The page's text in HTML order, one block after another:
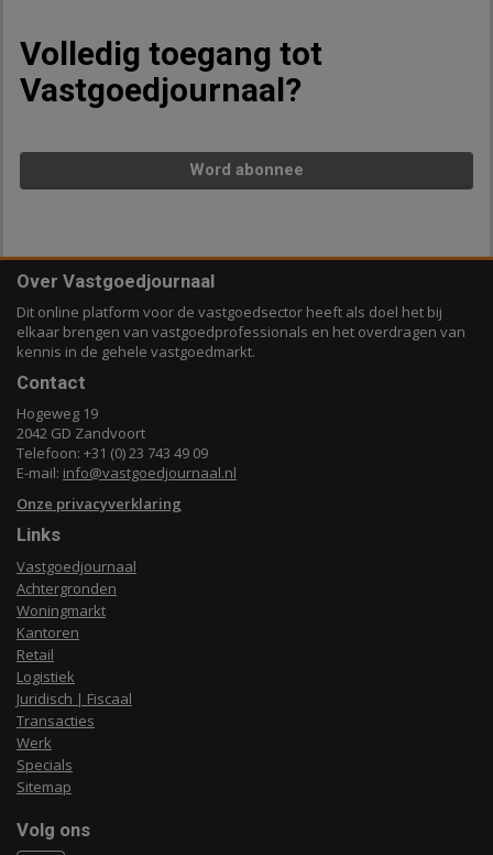
Volledig toegang tot
Vastgoedjournaal?
Word abonnee
Over Vastgoedjournaal
Dit online platform voor de vastgoedsector heeft als doel het bij
elkaar brengen van vastgoedprofessionals en het overdragen van
kennis in de gehele vastgoedmarkt.
Contact
Hogeweg 19
2042 GD Zandvoort
Telefoon: +31 (0) 23 743 49 09
E-mail: info@vastgoedjournaal.nl
Onze privacyverklaring
Links
Vastgoedjournaal
Achtergronden
Woningmarkt
Kantoren
Retail
Logistiek
Juridisch | Fiscaal
Transacties
Werk
Specials
Sitemap
Volg ons